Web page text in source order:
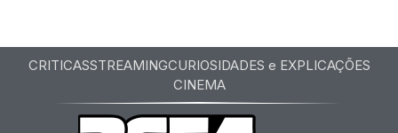
CRITICASSTREAMINGCURIOSIDADES e EXPLICAÇÕES
CINEMA